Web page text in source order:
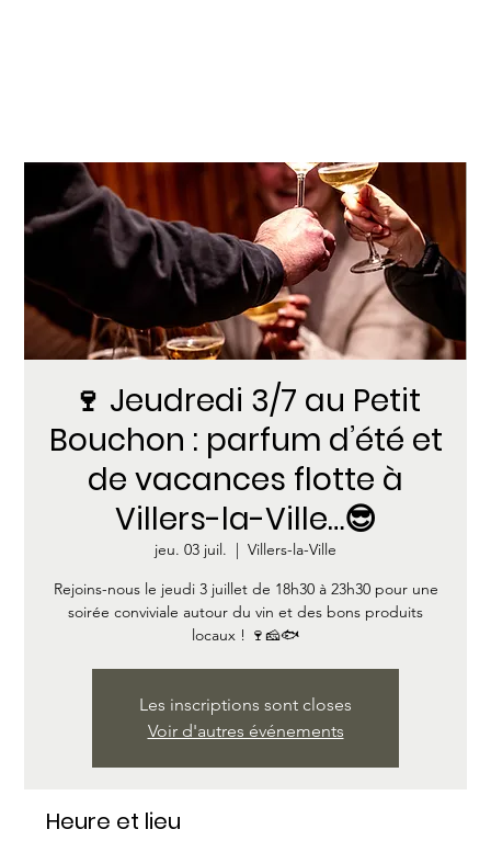
🍷 Jeudredi 3/7 au Petit
Bouchon : parfum d’été et
de vacances flotte à
Villers-la-Ville…😎
jeu. 03 juil.
  |
Villers-la-Ville
Rejoins-nous le jeudi 3 juillet de 18h30 à 23h30 pour une
soirée conviviale autour du vin et des bons produits
locaux ! 🍷🧀🐟
Les inscriptions sont closes
Voir d'autres événements
Heure et lieu